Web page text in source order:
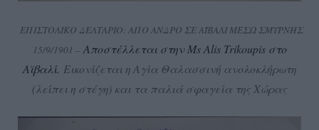
ΕΠΙΣΤΟΛΙΚΟ ΔΕΛΤΑΡΙΟ: ΑΠΟ ΑΝΔΡΟ ΣΕ ΑΪΒΑΛΙ ΜΕΣΩ ΣΜΥΡΝΗΣ
15/9/1901 –Αποστέλλεται στην Ms Alis Trikoupis στο
Αϊβαλί. Εικονίζεται η Αγία Θαλασσινή ανολοκλήρωτη
(λείπει η στέγη) και τα παλιά σφαγεία της Χώρας